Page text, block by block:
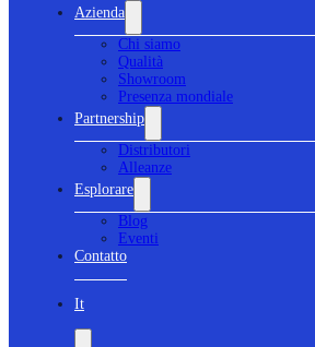
Azienda
Chi siamo
Qualità
Showroom
Presenza mondiale
Partnership
Distributori
Alleanze
Esplorare
Blog
Eventi
Contatto
It